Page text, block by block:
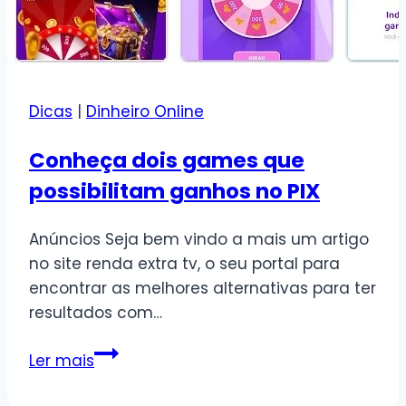
Dicas | Dinheiro Online
Conheça dois games que
possibilitam ganhos no PIX
Anúncios Seja bem vindo a mais um artigo
no site renda extra tv, o seu portal para
encontrar as melhores alternativas para ter
resultados com…
Ler maisConheça